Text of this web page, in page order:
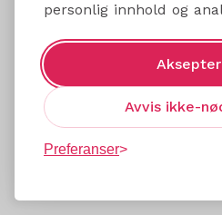
personlig innhold og
Avvis ikke-
Preferanser